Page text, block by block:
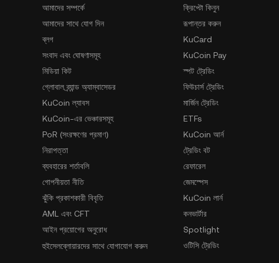
আমাদের সম্পর্কে
আমাদের সাথে যোগ দিন
ব্লগ
সংবাদ এবং ঘোষণাসমূহ
মিডিয়া কিট
গ্লোবাল ব্র্যান্ড অ্যাম্বাসেডর
KuCoin ল্যাবস
KuCoin-এর ভেঞ্চারসমূহ
PoR (সংরক্ষণের প্রমাণ)
নিরাপত্তা
ব্যবহারের শর্তাবলি
গোপনীয়তা নীতি
ঝুঁকি প্রকাশকারী বিবৃতি
AML এবং CFT
আইন প্রয়োগের অনুরোধ
হুইসেলব্লোয়ারদের সাথে যোগাযোগ করুন
ক্রিপ্টো কিনুন
রূপান্তর করুন
KuCard
KuCoin Pay
স্পট ট্রেডিং
ফিউচার্স ট্রেডিং
মার্জিন ট্রেডিং
ETFs
KuCoin আর্ন
ট্রেডিং বট
রেফারেল
জেমস্পেস
KuCoin লার্ন
কনভার্টার
Spotlight
ওটিসি ট্রেডিং